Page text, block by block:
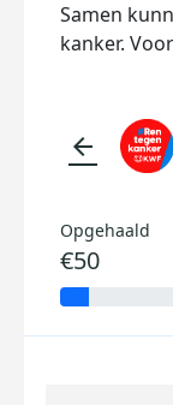
Samen
kanker.
arrow_back
Opgehaald
€50